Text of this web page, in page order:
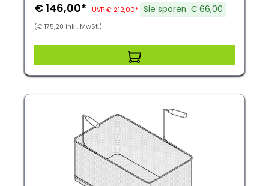
€ 146,00* UVP € 212,00* Sie sparen: € 66,00
(€ 175,20 inkl. MwSt.)